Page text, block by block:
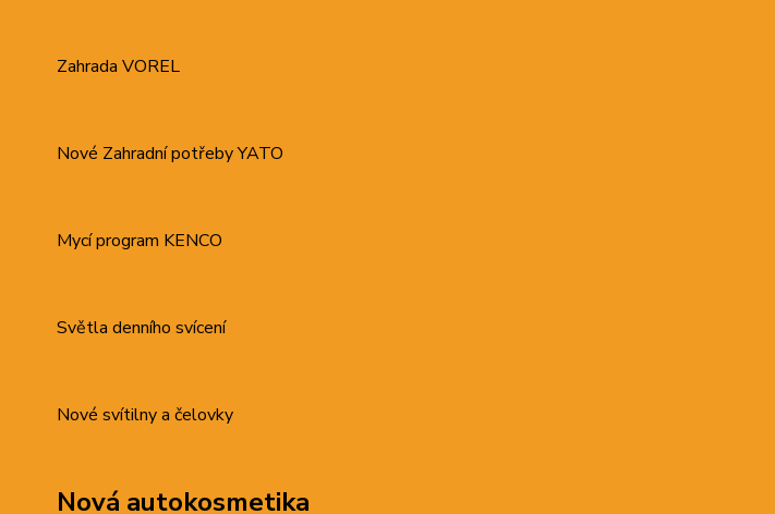
Zahrada VOREL
Nové Zahradní potřeby YATO
Mycí program KENCO
Světla denního svícení
Nové svítilny a čelovky
Nová autokosmetika